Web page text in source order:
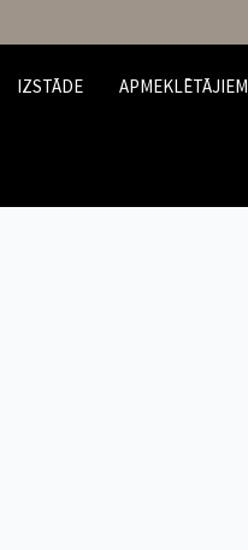
IZSTĀDE APMEKLĒTĀJIEM